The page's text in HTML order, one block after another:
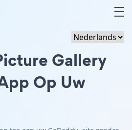
Gallery
Op Uw